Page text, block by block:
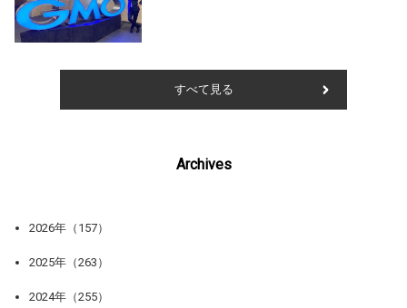
すべて見る
Archives
2026年（157）
2025年（263）
2024年（255）